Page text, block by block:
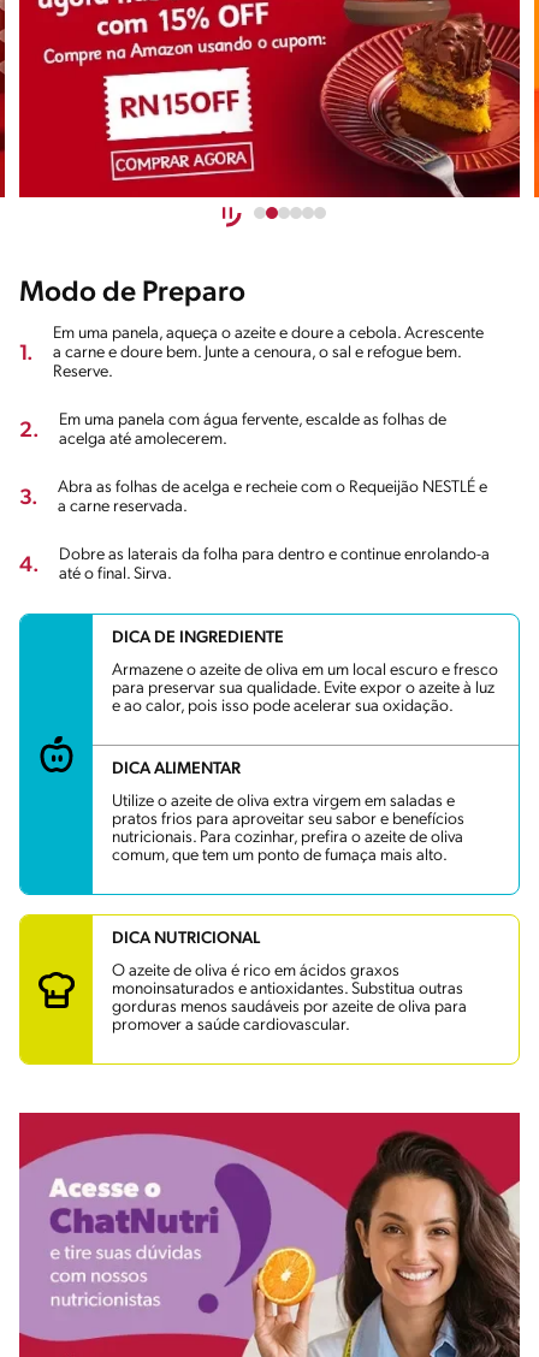
Modo de Preparo
1.
Em uma panela, aqueça o azeite e doure a cebola. Acrescente
a carne e doure bem. Junte a cenoura, o sal e refogue bem.
Reserve.
2.
Em uma panela com água fervente, escalde as folhas de
acelga até amolecerem.
3.
Abra as folhas de acelga e recheie com o Requeijão NESTLÉ e
a carne reservada.
4.
Dobre as laterais da folha para dentro e continue enrolando-a
até o final. Sirva.
DICA DE INGREDIENTE
Armazene o azeite de oliva em um local escuro e fresco
para preservar sua qualidade. Evite expor o azeite à luz
e ao calor, pois isso pode acelerar sua oxidação.
DICA ALIMENTAR
Utilize o azeite de oliva extra virgem em saladas e
pratos frios para aproveitar seu sabor e benefícios
nutricionais. Para cozinhar, prefira o azeite de oliva
comum, que tem um ponto de fumaça mais alto.
DICA NUTRICIONAL
O azeite de oliva é rico em ácidos graxos
monoinsaturados e antioxidantes. Substitua outras
gorduras menos saudáveis por azeite de oliva para
promover a saúde cardiovascular.